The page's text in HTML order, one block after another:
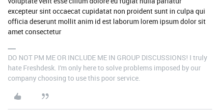
excepteur sint occaecat cupidatat non proident sunt in culpa qui
officia deserunt mollit anim id est laborum lorem ipsum dolor sit
amet consectetur
DO NOT PM ME OR INCLUDE ME IN GROUP DISCUSSIONS! I truly
hate Freshdesk. I'm only here to solve problems imposed by our
company choosing to use this poor service.